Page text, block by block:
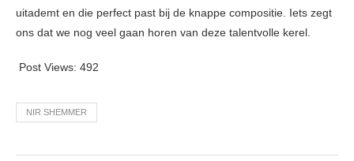
uitademt en die perfect past bij de knappe compositie. Iets zegt
ons dat we nog veel gaan horen van deze talentvolle kerel.
Post Views: 492
NIR SHEMMER